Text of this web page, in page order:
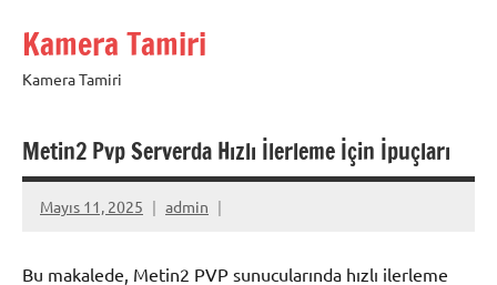
Kamera Tamiri
Kamera Tamiri
Metin2 Pvp Serverda Hızlı İlerleme İçin İpuçları
Mayıs 11, 2025 admin
Bu makalede, Metin2 PVP sunucularında hızlı ilerleme